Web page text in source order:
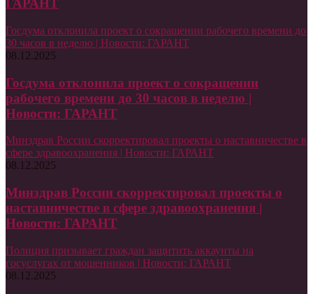
ГАРАНТ
Госдума отклонила проект о сокращении рабочего времени до
30 часов в неделю | Новости: ГАРАНТ
08.12.2025
Госдума отклонила проект о сокращении
рабочего времени до 30 часов в неделю |
Новости: ГАРАНТ
Минздрав России скорректировал проекты о наставничестве в
сфере здравоохранения | Новости: ГАРАНТ
08.12.2025
Минздрав России скорректировал проекты о
наставничестве в сфере здравоохранения |
Новости: ГАРАНТ
Полиция призывает граждан защитить аккаунты на
госуслугах от мошенников | Новости: ГАРАНТ
08.12.2025